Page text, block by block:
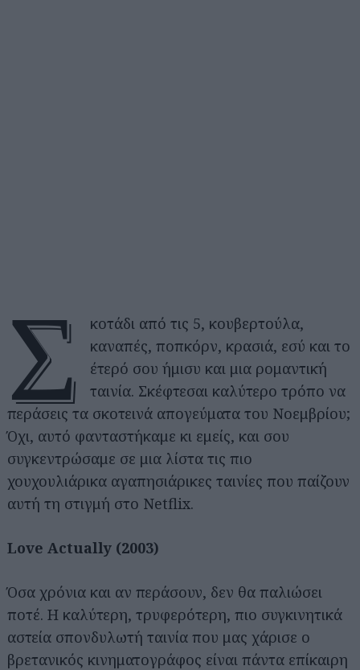
Σ
κοτάδι από τις 5, κουβερτούλα,
καναπές, ποπκόρν, κρασιά, εσύ και το
έτερό σου ήμισυ και μια ρομαντική
ταινία. Σκέφτεσαι καλύτερο τρόπο να
περάσεις τα σκοτεινά απογεύματα του Νοεμβρίου;
Όχι, αυτό φανταστήκαμε κι εμείς, και σου
συγκεντρώσαμε σε μια λίστα τις πιο
χουχουλιάρικα αγαπησιάρικες ταινίες που παίζουν
αυτή τη στιγμή στο Netflix.
Love Actually (2003)
Όσα χρόνια και αν περάσουν, δεν θα παλιώσει
ποτέ. Η καλύτερη, τρυφερότερη, πιο συγκινητικά
αστεία σπονδυλωτή ταινία που μας χάρισε ο
βρετανικός κινηματογράφος είναι πάντα επίκαιρη